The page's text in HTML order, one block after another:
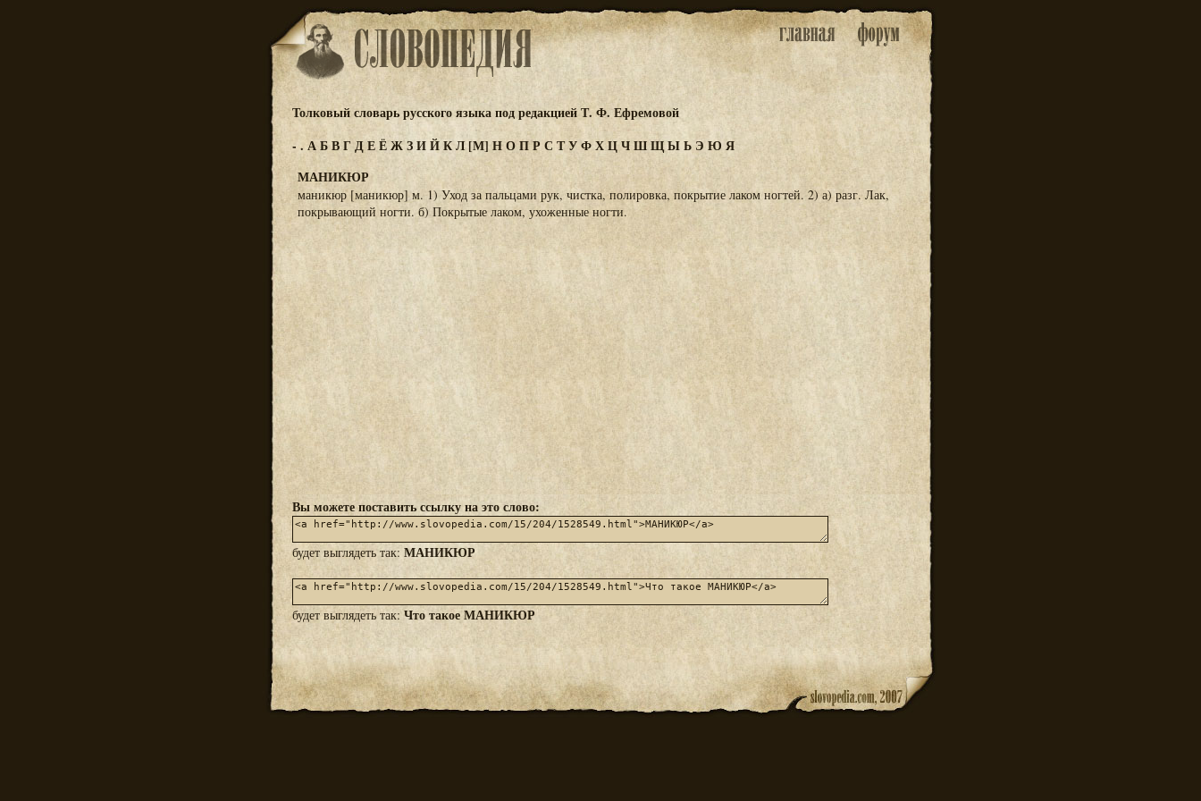
Толковый словарь русского языка под редакцией Т. Ф. Ефремовой
-. АБВГДЕЁЖЗИЙКЛ[М] НОПР С ТУФХЦЧШЩЫЬ Э Ю Я
МАНИКЮР
маникюр [маникюр] м. 1) Уход за пальцами рук, чистка, полировка, покрытие лаком ногтей. 2) а) разг. Лак,
покрывающий ногти. б) Покрытые лаком, ухоженные ногти.
Вы можете поставить ссылку на это слово:
будет выглядеть так: МАНИКЮР
будет выглядеть так:Что такое МАНИКЮР